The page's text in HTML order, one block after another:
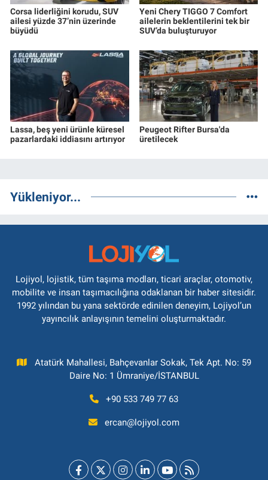
Corsa liderliğini korudu, SUV
ailesi yüzde 37’nin üzerinde
büyüdü
Yeni Chery TIGGO 7 Comfort
ailelerin beklentilerini tek bir
SUV’da buluşturuyor
Lassa, beş yeni ürünle küresel
pazarlardaki iddiasını artırıyor
Peugeot Rifter Bursa'da
üretilecek
Yükleniyor...
Lojiyol, lojistik, tüm taşıma modları, ticari araçlar, otomotiv,
mobilite ve insan taşımacılığına odaklanan bir haber sitesidir.
1992 yılından bu yana sektörde edinilen deneyim, Lojiyol’un
yayıncılık anlayışının temelini oluşturmaktadır.
Atatürk Mahallesi, Bahçevanlar Sokak, Tek Apt. No: 59
Daire No: 1 Ümraniye/İSTANBUL
+90 533 749 77 63
ercan@lojiyol.com